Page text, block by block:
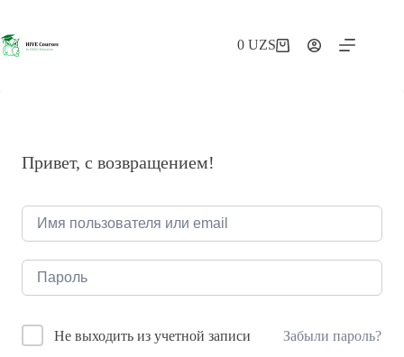
сути
Корзина
0UZS
Привет, с возвращением!
Не выходить из учетной записи Забыли пароль?